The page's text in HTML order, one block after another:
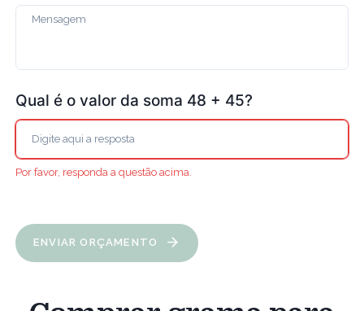
Qual é o valor da soma 48 + 45?
Por favor, responda a questão acima.
ENVIAR ORÇAMENTO